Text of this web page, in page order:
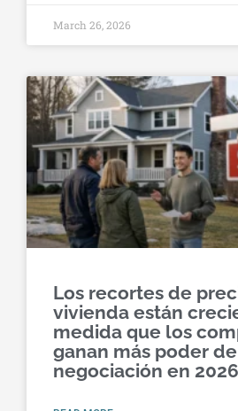
March 26, 2026
Los recortes de
vivienda están
medida que los
ganan más poder de
negociación en 2026